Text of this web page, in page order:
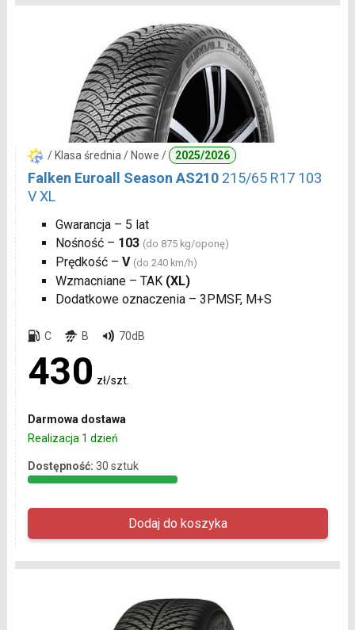
/ Klasa średnia / Nowe / 2025/2026
Falken Euroall Season AS210 215/65 R17 103
V XL
Gwarancja – 5 lat
Nośność – 103 (do 875 kg/oponę)
Prędkość – V (do 240 km/h)
Wzmacniane – TAK (XL)
Dodatkowe oznaczenia – 3PMSF, M+S
C B 70dB
430 zł/szt.
Darmowa dostawa
Realizacja 1 dzień
Dostępność: 30 sztuk